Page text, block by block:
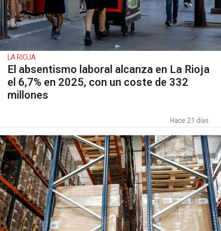
LA RIOJA
El absentismo laboral alcanza en La Rioja
el 6,7% en 2025, con un coste de 332
millones
Hace 21 días